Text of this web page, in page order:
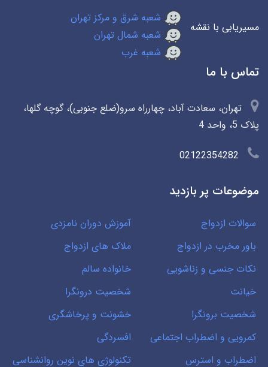
مسیریابی با نقشه
شعبه شرق و مرکز تهران
شعبه شمال تهران
شعبه غرب
تماس با ما
تهران، سعادت آباد، چهارراه سرو(ضلع جنوبی)، گوچه گلها،
پلاک 5، واحد 4
02122354282
موضوعات پر بازدید
سوالات ازدواج
آموزش دوران نامزدی
باور مخرب در ازدواج
ملاک های ازدواج
نکات جنسی و زناشویی
خانواده سالم
خیانت
شخصیت درونگرا
شخصیت برونگرا
خشونت و پرخاشگری
کمرویی و اضطراب اجتماعی
افسردگی
اضطراب و استرس
تکنولوژی های نوین روانشناسی